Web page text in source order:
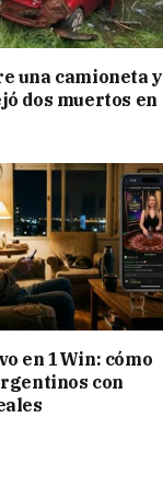
una camioneta y
dos muertos en
en 1Win: cómo
con